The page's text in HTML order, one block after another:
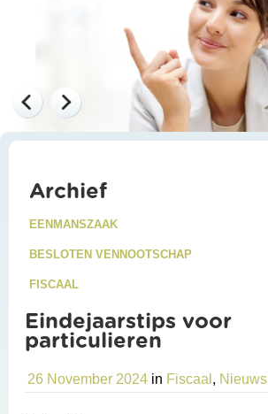
Archief
EENMANSZAAK
BESLOTEN VENNOOTSCHAP
FISCAAL
Eindejaarstips voor
particulieren
26 November 2024in Fiscaal , Nieuws